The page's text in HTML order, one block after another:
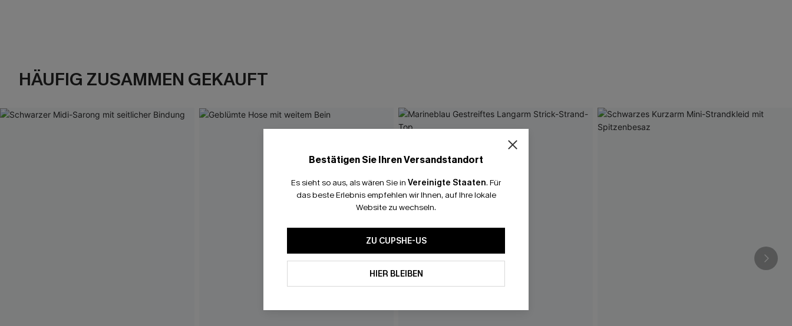
HÄUFIG ZUSAMMEN GEKAUFT
Bestätigen Sie Ihren Versandstandort
Es sieht so aus, als wären Sie in Vereinigte Staaten. Für
das beste Erlebnis empfehlen wir Ihnen, auf Ihre lokale
Website zu wechseln.
ZU CUPSHE-US
HIER BLEIBEN